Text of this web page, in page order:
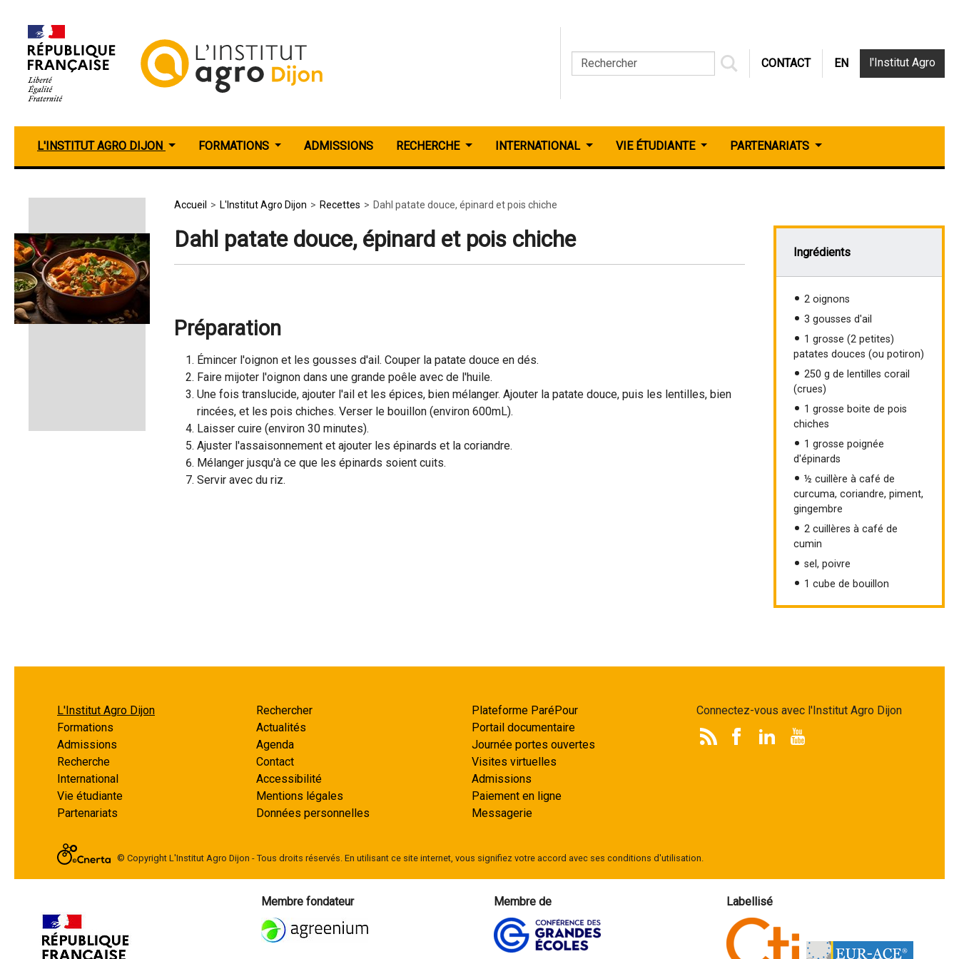
contenu
principal
CONTACT EN l'Institut Agro
L'INSTITUT AGRO DIJON FORMATIONS ADMISSIONS RECHERCHE INTERNATIONAL VIE ÉTUDIANTE PARTENARIATS
V
s
Accueil L'Institut Agro Dijon Recettes Dahl patate douce, épinard et pois chiche
Dahl patate douce, épinard et pois chiche
Préparation
Émincer l'oignon et les gousses d'ail. Couper la patate douce en dés.
Faire mijoter l'oignon dans une grande poêle avec de l'huile.
Une fois translucide, ajouter l'ail et les épices, bien mélanger. Ajouter la patate douce, puis les lentilles, bien
rincées, et les pois chiches. Verser le bouillon (environ 600mL).
Laisser cuire (environ 30 minutes).
Ajuster l'assaisonnement et ajouter les épinards et la coriandre.
Mélanger jusqu'à ce que les épinards soient cuits.
Servir avec du riz.
Ingrédients
2 oignons
3 gousses d'ail
1 grosse (2 petites)
patates douces (ou potiron)
250 g de lentilles corail
(crues)
1 grosse boite de pois
chiches
1 grosse poignée
d'épinards
½ cuillère à café de
curcuma, coriandre, piment,
gingembre
2 cuillères à café de
cumin
sel, poivre
1 cube de bouillon
L'Institut Agro Dijon
Formations
Admissions
Recherche
International
Vie étudiante
Partenariats
Rechercher
Actualités
Agenda
Contact
Accessibilité
Mentions légales
Données personnelles
Plateforme ParéPour
Portail documentaire
Journée portes ouvertes
Visites virtuelles
Admissions
Paiement en ligne
Messagerie
Connectez-vous avec l'Institut Agro Dijon
© Copyright L'Institut Agro Dijon - Tous droits réservés. En utilisant ce site internet, vous signifiez votre accord avec ses conditions d'utilisation.
Membre fondateur Membre de Labellisé